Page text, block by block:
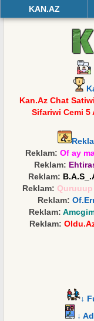
KAN.AZ
Kan.Az Chat
Sifariwi Cemi 5
Reklam: Of ay
Reklam:
Reklam:
Reklam: Quruuup
Reklam:
Reklam:
Reklam:
↓
↓